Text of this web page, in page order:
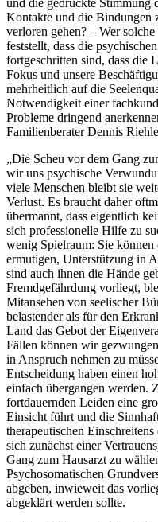
und die gedrückte Stimmung
Kontakte und die Bindungen
verloren gehen? – Wer
feststellt, dass die
fortgeschritten sind, dass die
Fokus und unsere
mehrheitlich auf die
Notwendigkeit einer
Probleme dringend
Familienberater Dennis
„Die Scheu vor dem Gang
wir uns psychische
viele Menschen bleibt sie
Verlust. Es braucht daher
übermannt, dass eigentlich
sich professionelle Hilfe zu
wenig Spielraum: Sie
ermutigen, Unterstützung in
sind auch ihnen die Hände
Fremdgefährdung vorliegt,
Mitansehen von seelischer
belastender als für den
Land das Gebot der
Fällen können wir
in Anspruch nehmen zu
Entscheidung haben einen
einfach übergangen werden.
fortdauernden Leiden eine
Einsicht führt und die
therapeutischen
sich zunächst einer
Gang zum Hausarzt zu
Psychosomatischen
abgeben, inwieweit das
abgeklärt werden sollte.